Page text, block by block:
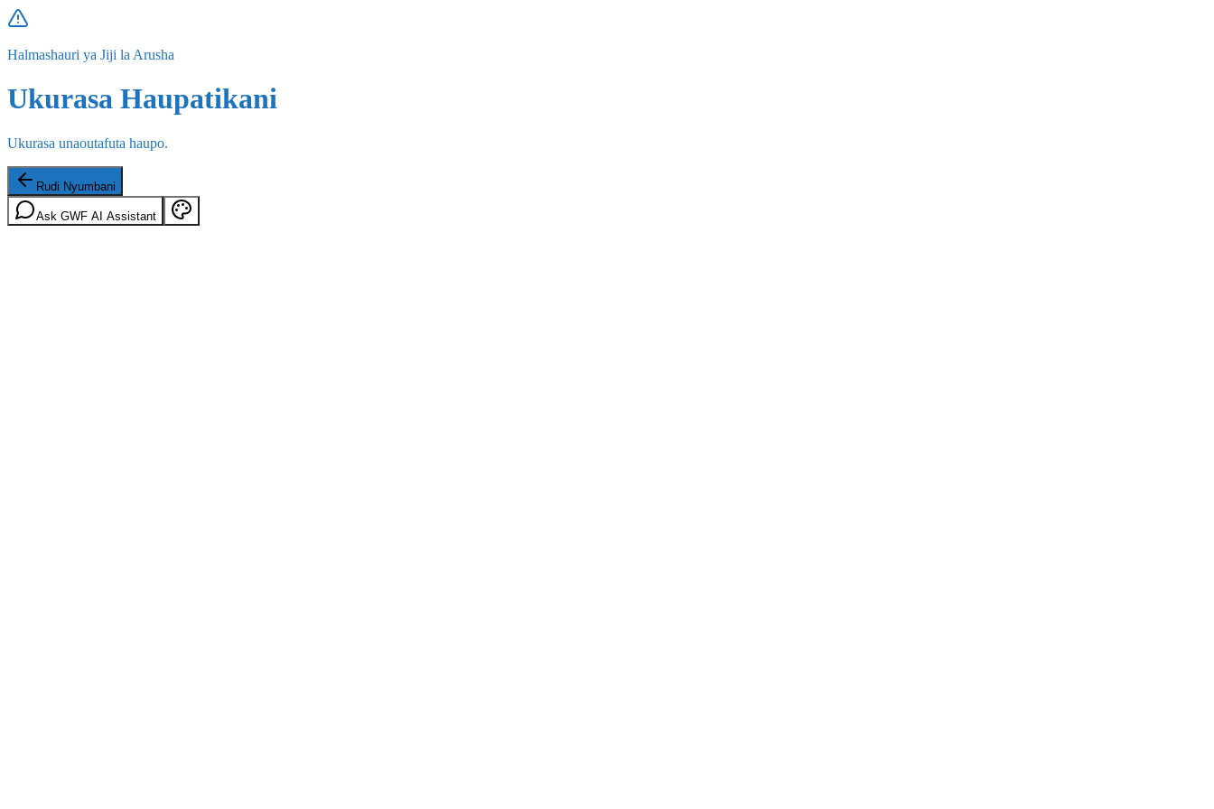
Halmashauri ya Jiji la Arusha
Ukurasa Haupatikani
Ukurasa unaoutafuta haupo.
Rudi Nyumbani
Ask GWF AI Assistant